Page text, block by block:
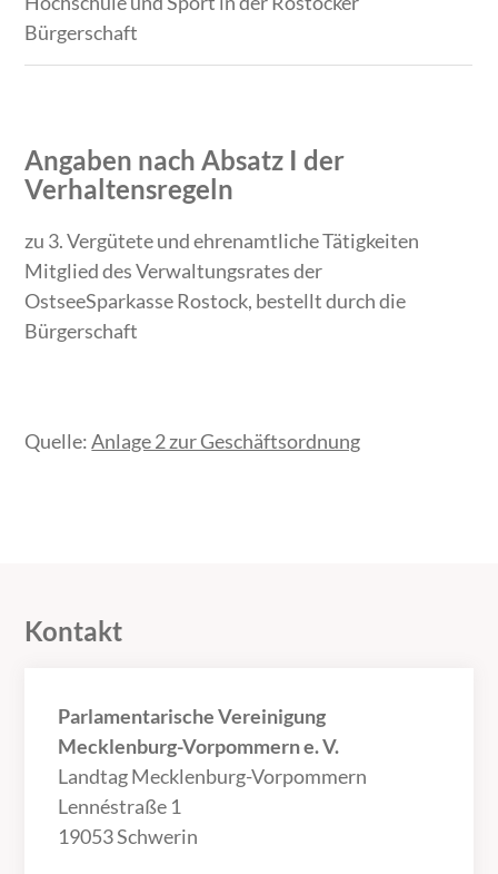
Bürgerschaft
Angaben nach Absatz I der
Verhaltensregeln
zu 3. Vergütete und ehrenamtliche Tätigkeiten
Mitglied des Verwaltungsrates der
OstseeSparkasse Rostock, bestellt durch die
Bürgerschaft
Quelle:Anlage 2 zur Geschäftsordnung
Kontakt
Parlamentarische Vereinigung
Mecklenburg-Vorpommern e. V.
Landtag Mecklenburg-Vorpommern
Lennéstraße 1
19053 Schwerin